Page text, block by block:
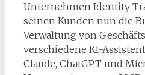
Unternehmen Identity
seinen Kunden nun die
Verwaltung von
verschiedene KI-
Claude, ChatGPT und